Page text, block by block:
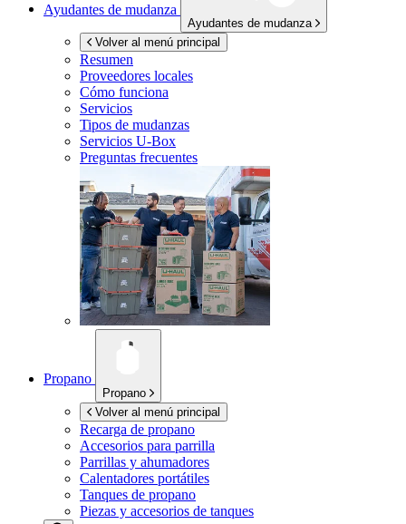
Ayudantes de mudanza
Ayudantes de mudanza
Volver al menú principal
Resumen
Proveedores locales
Cómo funciona
Servicios
Tipos de mudanzas
Servicios U-Box
Preguntas frecuentes
Propano
Propano
Volver al menú principal
Recarga de propano
Accesorios para parrilla
Parrillas y ahumadores
Calentadores portátiles
Tanques de propano
Piezas y accesorios de tanques